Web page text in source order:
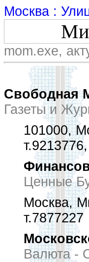
Москва :
mom.exe,
Свободная
Газеты и
101000,
Ценные
Москва,
т.7877227
Валюта -